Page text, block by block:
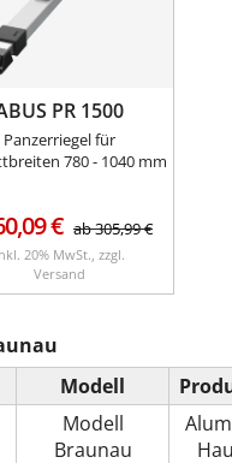
PR 1500
Panzerriegel für
780 - 1040 mm
€ ab305,99€
20% MwSt., zzgl.
Versand
Modell
Modell
Braunau